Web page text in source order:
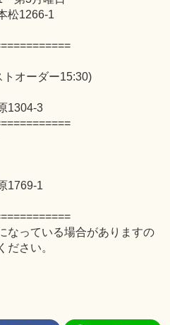
松1266-1
オーダー15:30)
1304-3
1769-1
なっている場合がありますの
ださい。